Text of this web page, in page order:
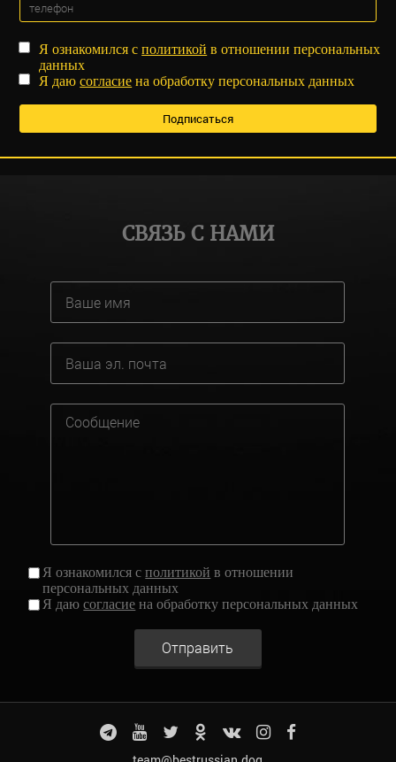
Я ознакомился сполитикой в отношении персональных
данных
Я даюсогласие на обработку персональных данных
СВЯЗЬ С НАМИ
Я ознакомился сполитикой в отношении
персональных данных
Я даюсогласие на обработку персональных данных
Отправить